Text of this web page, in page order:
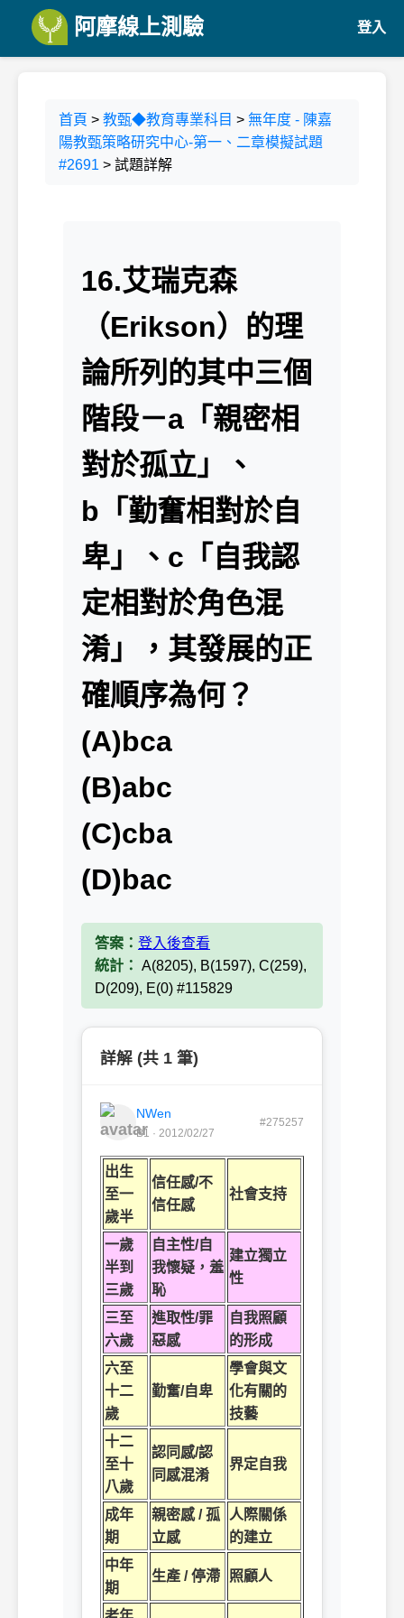
阿摩線上測驗 登入
首頁 > 教甄◆教育專業科目 > 無年度 - 陳嘉
陽教甄策略研究中心-第一、二章模擬試題
#2691 > 試題詳解
16.艾瑞克森
（Erikson）的理
論所列的其中三個
階段－a「親密相
對於孤立」、
b「勤奮相對於自
卑」、c「自我認
定相對於角色混
淆」，其發展的正
確順序為何？
(A)bca
(B)abc
(C)cba
(D)bac
答案： 登入後查看
統計： A(8205), B(1597), C(259),
D(209), E(0) #115829
詳解 (共 1 筆)
NWen
B1 · 2012/02/27
#275257
出生
至一
歲半
信任感/不
信任感
社會支持
一歲
半到
三歲
自主性/自
我懷疑，羞
恥
建立獨立
性
三至
六歲
進取性/罪
惡感
自我照顧
的形成
六至
十二
歲
勤奮/自卑
學會與文
化有關的
技藝
十二
至十
八歲
認同感/認
同感混淆
界定自我
成年
期
親密感 / 孤
立感
人際關係
的建立
中年
期
生產 / 停滯 照顧人